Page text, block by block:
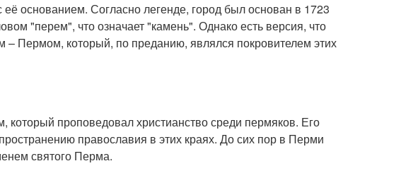
основанием. Согласно легенде, город был основан в 1723
"перем", что означает "камень". Однако есть версия, что
– Пермом, который, по преданию, являлся покровителем этих
проповедовал христианство среди пермяков. Его
православия в этих краях. До сих пор в Перми
святого Перма.